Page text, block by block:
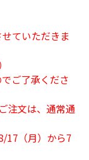
ていただきま
ご了承くださ
注文は、通常通
17（月）から7